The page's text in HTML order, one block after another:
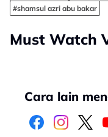
#shamsul azri abu bakar
Must Watch
Cara lain